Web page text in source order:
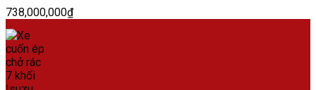
738,000,000₫